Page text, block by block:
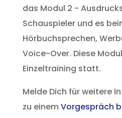
das Modul 2 -
Schauspieler und es
Hörbuchsprechen,
Voice-Over. Diese
Einzeltraining statt.
Melde Dich für weitere
zu einem Vorgespräch